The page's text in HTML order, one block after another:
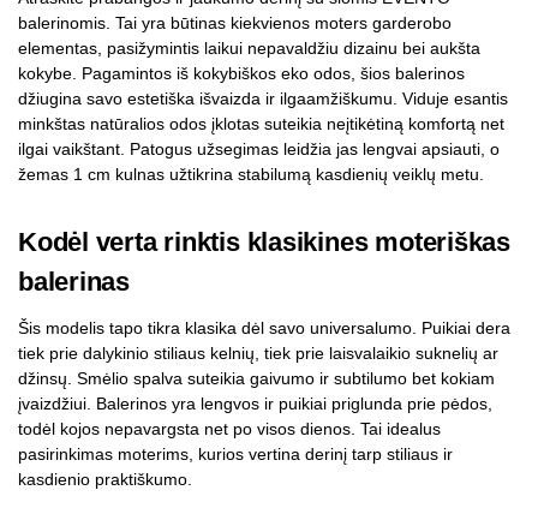
balerinomis. Tai yra būtinas kiekvienos moters garderobo
elementas, pasižymintis laikui nepavaldžiu dizainu bei aukšta
kokybe. Pagamintos iš kokybiškos eko odos, šios balerinos
džiugina savo estetiška išvaizda ir ilgaamžiškumu. Viduje esantis
minkštas natūralios odos įklotas suteikia neįtikėtiną komfortą net
ilgai vaikštant. Patogus užsegimas leidžia jas lengvai apsiauti, o
žemas 1 cm kulnas užtikrina stabilumą kasdienių veiklų metu.
Kodėl verta rinktis klasikines moteriškas
balerinas
Šis modelis tapo tikra klasika dėl savo universalumo. Puikiai dera
tiek prie dalykinio stiliaus kelnių, tiek prie laisvalaikio suknelių ar
džinsų. Smėlio spalva suteikia gaivumo ir subtilumo bet kokiam
įvaizdžiui. Balerinos yra lengvos ir puikiai priglunda prie pėdos,
todėl kojos nepavargsta net po visos dienos. Tai idealus
pasirinkimas moterims, kurios vertina derinį tarp stiliaus ir
kasdienio praktiškumo.